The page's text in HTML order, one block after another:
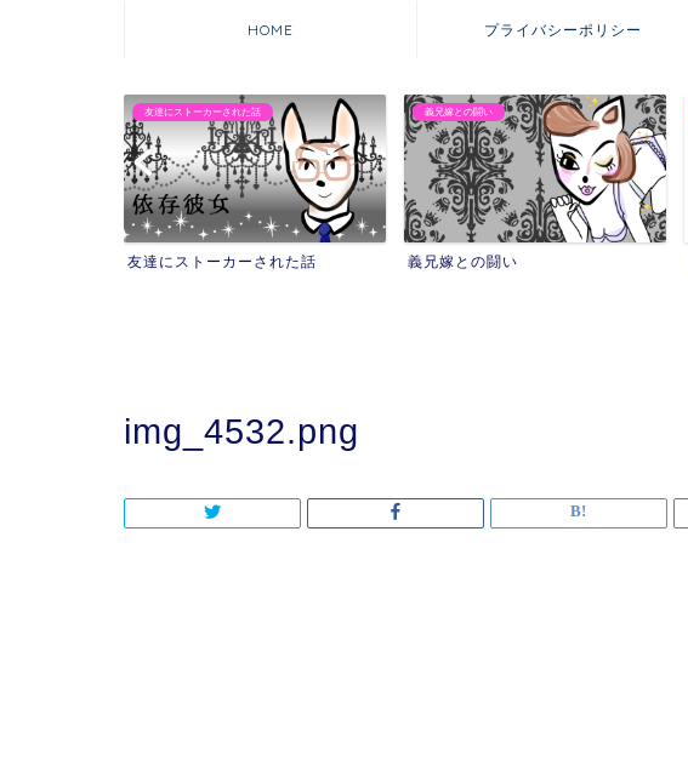
HOME プライバシーポリシー
友達にストーカーされた話
友達にストーカーされた話
義兄嫁との闘い
義兄嫁との闘い
img_4532.png